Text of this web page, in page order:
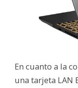
En cuanto a la
una tarjeta LAN